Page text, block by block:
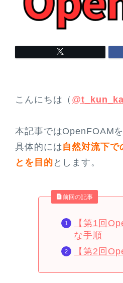
こんにちは（ @
本記事ではOpenFOAM
具体的には自然対流下で
とを目的 とします。
前回の記事
【第1回
な手順
【第2回